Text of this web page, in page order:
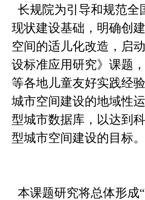
长规院为引导和规范全
现状建设基础，明确创
空间的适儿化改造，启
设标准应用研究》课题
等各地儿童友好实践经
城市空间建设的地域性
型城市数据库，以达到
型城市空间建设的目标。
本课题研究将总体形成